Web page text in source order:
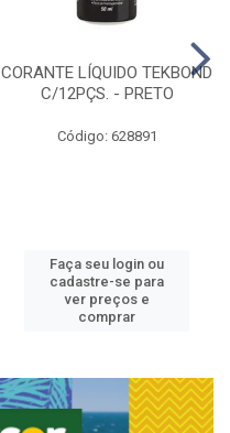
CORANTE LÍQUIDO TEKBOND
C/12PÇS. - PRETO
Código: 628891
Faça seu login ou
cadastre-se para
ver preços e
comprar